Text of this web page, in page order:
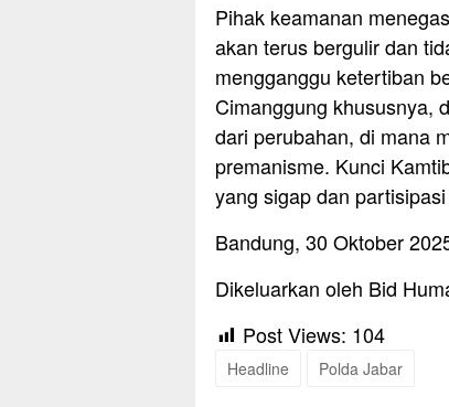
Pihak keamanan
akan terus bergulir dan
mengganggu ketertiban
Cimanggung khususnya,
dari perubahan, di mana
premanisme. Kunci
yang sigap dan
Bandung, 30 Oktober
Dikeluarkan oleh Bid
Post Views: 104
Headline Polda Jabar